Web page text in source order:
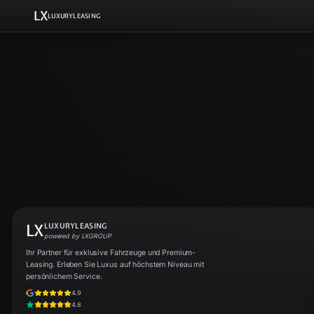
LXLUXURYLEASING
LXLUXURYLEASING
powered by LXGROUP
Ihr Partner für exklusive Fahrzeuge und Premium-
Leasing. Erleben Sie Luxus auf höchstem Niveau mit
persönlichem Service.
4.9
4.8